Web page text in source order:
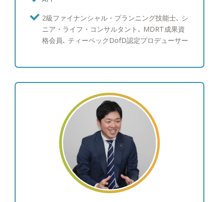
相談ください。 ●仕事をする上で大切にしているこ
と 柔軟な視点で物事を見るよう心がけています。
ファイナンシャル・プランニングとは、市場や人生
などの不確実なことに見通しを立て、経済的な側面
観や考え方は十人十色であるため、オーダーメイド
でのご提案をするには、お客様を深く理解し、柔軟
な視点で物事を見る必要があると考えていま
す。“柔よく剛を制す”、高校時代に所属していた柔
道部で身をもって学んだこの考え方は、物事の見方
にも通ずるものがあり、IFAとしての“強さ”だと感じ
ます。お客様の夢の実現に向け、価値観やご状況を
踏まえたオーダーメイドのプランをご提案していき
たいです。 ●多角的な視点で行う「ライフプランニ
ング」は何故重要か？ ライフプランニングにおい
て多角的な視点が重要である理由は、『人生、何が
あるか分からない』からです。理想のライフプラン
2級ファイナンシャル・プランニング技能士､ シ
ニア・ライフ・コンサルタント､ MDRT成果資
格会員､ ティーペックDofD認定プロデューサー